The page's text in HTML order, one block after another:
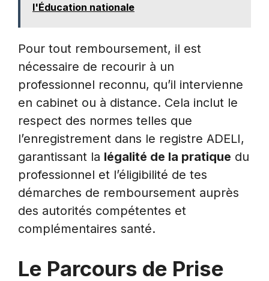
l'Éducation nationale
Pour tout remboursement, il est
nécessaire de recourir à un
professionnel reconnu, qu’il intervienne
en cabinet ou à distance. Cela inclut le
respect des normes telles que
l’enregistrement dans le registre ADELI,
garantissant la légalité de la pratique du
professionnel et l’éligibilité de tes
démarches de remboursement auprès
des autorités compétentes et
complémentaires santé.
Le Parcours de Prise